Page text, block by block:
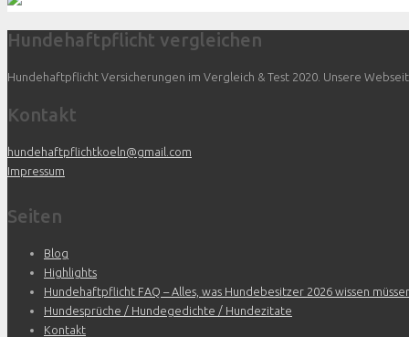
Hundehaftpflicht vergleichen
Hundehaftpflicht Versicherungen im Vergleich & Test 2020. Unsere
Kontakt
hundehaftpflichtkoeln@gmail.com
Impressum
Seiten
Blog
Highlights
Hundehaftpflicht FAQ – Alles, was Hundebesitzer 2026 wissen
Hundesprüche / Hundegedichte / Hundezitate
Kontakt